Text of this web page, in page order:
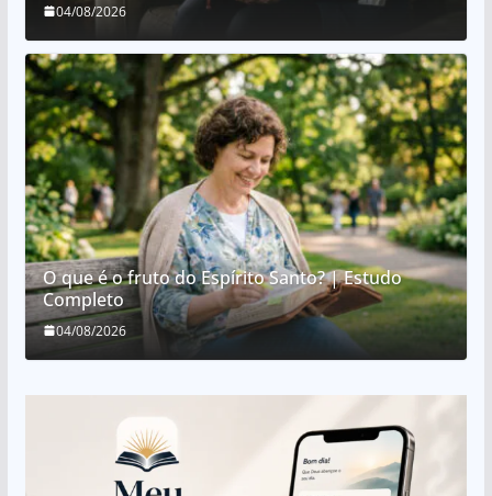
04/08/2026
O que é o fruto do Espírito Santo? | Estudo
Completo
04/08/2026